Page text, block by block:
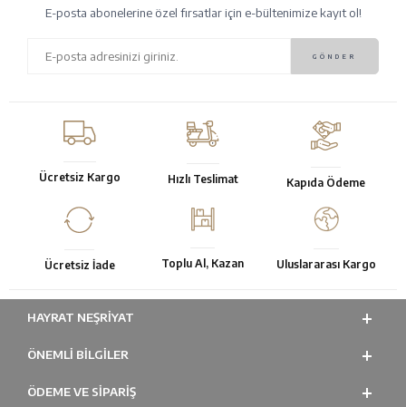
E-posta abonelerine özel fırsatlar için e-bültenimize kayıt ol!
Ücretsiz Kargo Hızlı Teslimat Kapıda Ödeme
Ücretsiz İade Toplu Al, Kazan Uluslararası Kargo
HAYRAT NEŞRIYAT
ÖNEMLI BILGILER
ÖDEME VE SİPARİŞ